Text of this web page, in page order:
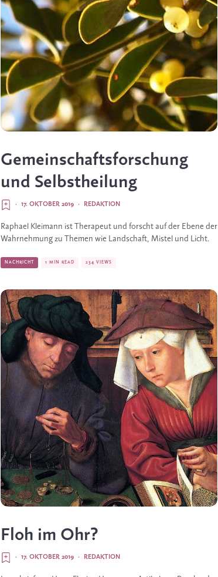
Gemeinschaftsforschung
und Selbstheilung
REDAKTION
·
17. OKTOBER 2019
·
Raphael Kleimann ist Therapeut und forscht auf der Ebene der
Wahrnehmung zu Themen wie Landschaft, Mistel und Licht.
NACHRICHT 1 MIN READ 234 VIEWS
Floh im Ohr?
REDAKTION
·
17. OKTOBER 2019
·